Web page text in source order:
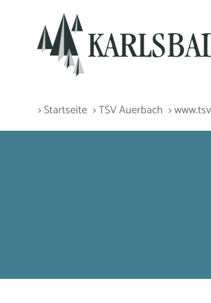
> Startseite > TSV Auerbach >